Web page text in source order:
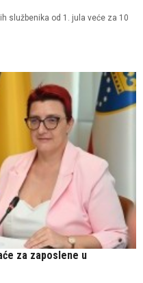
službenika od 1. jula veće za 10
za zaposlene u